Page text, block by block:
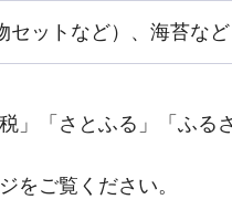
セットなど）、海苔など
」「さとふる」「ふる
をご覧ください。